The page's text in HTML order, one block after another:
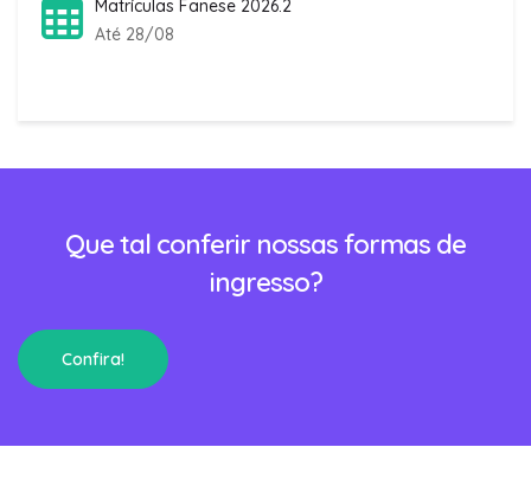
Matrículas Fanese 2026.2
Até 28/08
Que tal conferir nossas formas de
ingresso?
Confira!